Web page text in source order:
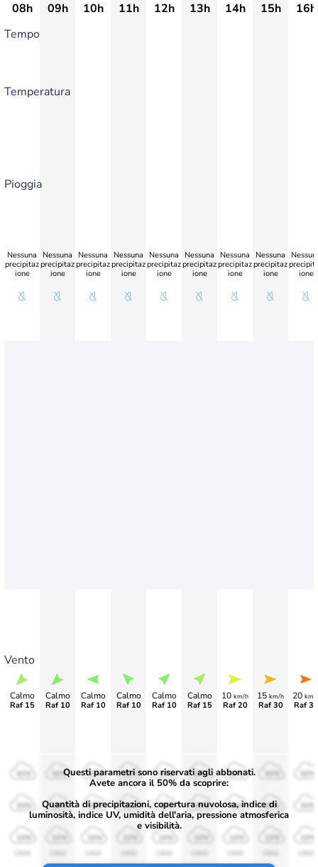
08h 09h 10h 11h 12h 13h 14h 15h
16h
Tempo
Temperatura
Pioggia
Vento
Nessuna
precipitaz
ione
Calmo
Raf 15
Nessuna
precipitaz
ione
Calmo
Raf 10
Nessuna
precipitaz
ione
Calmo
Raf 10
Nessuna
precipitaz
ione
Calmo
Raf 10
Nessuna
precipitaz
ione
Calmo
Raf 10
Nessuna
precipitaz
ione
Calmo
Raf 15
Nessuna
precipitaz
ione
10 km/h
Raf 20
Nessuna
precipitaz
ione
15 km/h
Raf 30
ione
20 km/
Raf 35
50%
30%
10%
50%
30%
50%
30%
10%
50%
30%
50%
30%
10%
50%
30%
50%
30%
10%
30% 30%
Questi parametri sono riservati agli abbonati.
Avete ancora il 50% da scoprire:
Quantità di precipitazioni, copertura nuvolosa, indice di
luminosità, indice UV, umidità dell'aria, pressione atmosferica
e visibilità.